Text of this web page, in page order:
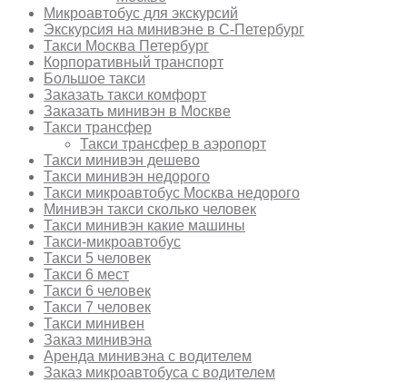
Микроавтобус для экскурсий
Экскурсия на минивэне в С-Петербург
Такси Москва Петербург
Корпоративный транспорт
Большое такси
Заказать такси комфорт
Заказать минивэн в Москве
Такси трансфер
Такси трансфер в аэропорт
Такси минивэн дешево
Такси минивэн недорого
Такси микроавтобус Москва недорого
Минивэн такси сколько человек
Такси минивэн какие машины
Такси-микроавтобус
Такси 5 человек
Такси 6 мест
Такси 6 человек
Такси 7 человек
Такси минивен
Заказ минивэна
Аренда минивэна с водителем
Заказ микроавтобуса с водителем